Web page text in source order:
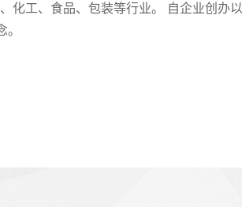
化工、食品、包装等行业。 自企业创办以